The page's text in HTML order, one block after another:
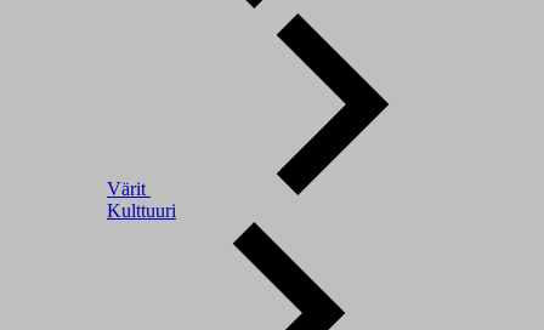
Värit
Kulttuuri